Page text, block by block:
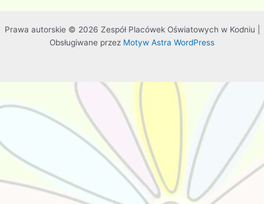
Prawa autorskie © 2026 Zespół Placówek Oświatowych w Kodniu |
Obsługiwane przez Motyw Astra WordPress